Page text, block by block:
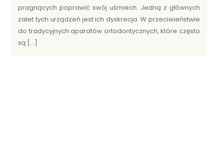
pragnących poprawić swój uśmiech. Jedną z głównych
zalet tych urządzeń jest ich dyskrecja. W przeciwieństwie
do tradycyjnych aparatów ortodontycznych, które często
są […]